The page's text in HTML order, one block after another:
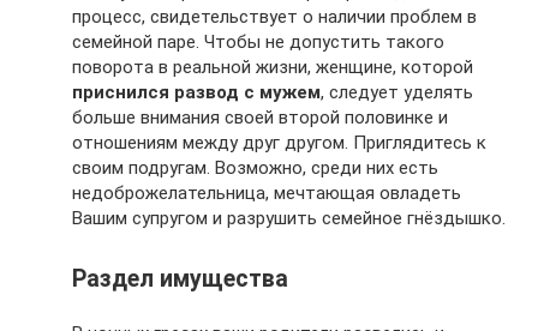
процесс, свидетельствует о наличии проблем в
семейной паре. Чтобы не допустить такого
поворота в реальной жизни, женщине, которой
приснился развод с мужем, следует уделять
больше внимания своей второй половинке и
отношениям между друг другом. Приглядитесь к
своим подругам. Возможно, среди них есть
недоброжелательница, мечтающая овладеть
Вашим супругом и разрушить семейное гнёздышко.
Раздел имущества